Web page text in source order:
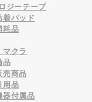
ジーテープ
着パッド
耗品
クラ
品
売商品
用品
器付属品